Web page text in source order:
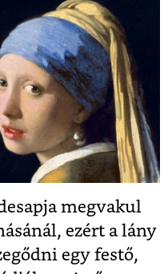
megvakul
ezért a lány
egy festő,